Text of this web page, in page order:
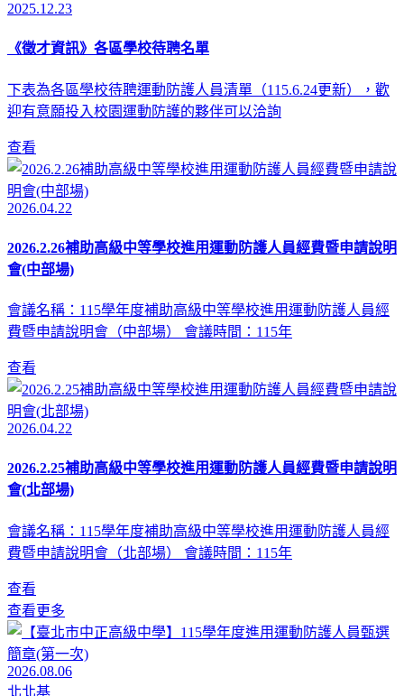
2025.12.23
《徵才資訊》各區學校待聘名單
下表為各區學校待聘運動防護人員清單（115.6.24更新），歡
迎有意願投入校園運動防護的夥伴可以洽詢
查看
2026.04.22
2026.2.26補助高級中等學校進用運動防護人員經費暨申請說明
會(中部場)
會議名稱：115學年度補助高級中等學校進用運動防護人員經
費暨申請說明會（中部場） 會議時間：115年
查看
2026.04.22
2026.2.25補助高級中等學校進用運動防護人員經費暨申請說明
會(北部場)
會議名稱：115學年度補助高級中等學校進用運動防護人員經
費暨申請說明會（北部場） 會議時間：115年
查看
查看更多
2026.08.06
北北基